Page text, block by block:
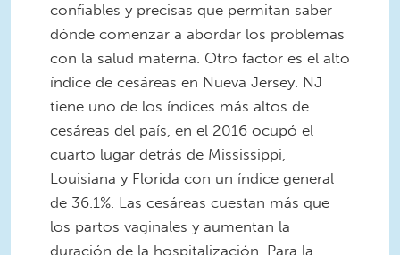
confiables y precisas que permitan saber
dónde comenzar a abordar los problemas
con la salud materna. Otro factor es el alto
índice de cesáreas en Nueva Jersey. NJ
tiene uno de los índices más altos de
cesáreas del país, en el 2016 ocupó el
cuarto lugar detrás de Mississippi,
Louisiana y Florida con un índice general
de 36.1%. Las cesáreas cuestan más que
los partos vaginales y aumentan la
duración de la hospitalización. Para la